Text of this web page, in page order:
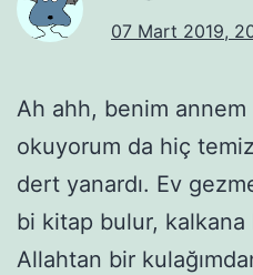
07 Mart 2019,
Ah ahh, benim
okuyorum da hiç
dert yanardı. Ev
bi kitap bulur,
Allahtan bir